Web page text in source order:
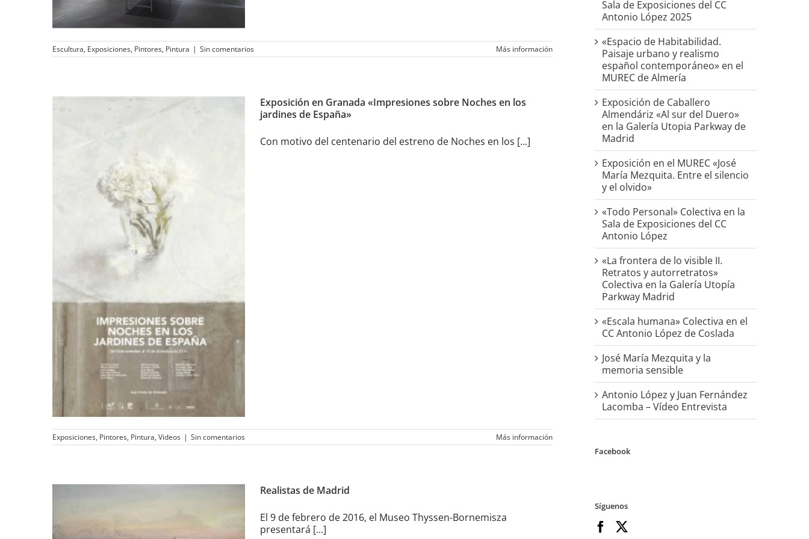
de enero de 2019
Escultura, Exposiciones, Pintores, Pintura | Sin comentarios Más información
Exposición en Granada
«Impresiones sobre
Noches en los jardines
de España»
Exposición en Granada «Impresiones sobre Noches en los
jardines de España»
Con motivo del centenario del estreno de Noches en los [...]
Exposiciones, Pintores, Pintura, Videos | Sin comentarios Más información
Realistas de Madrid
El 9 de febrero de 2016, el Museo Thyssen-Bornemisza
presentará [...]
Sala de Exposiciones del CC
Antonio López 2025
«Espacio de Habitabilidad.
Paisaje urbano y realismo
español contemporáneo» en el
MUREC de Almería
Exposición de Caballero
Almendáriz «Al sur del Duero»
en la Galería Utopia Parkway de
Madrid
Exposición en el MUREC «José
María Mezquita. Entre el silencio
y el olvido»
«Todo Personal» Colectiva en la
Sala de Exposiciones del CC
Antonio López
«La frontera de lo visible II.
Retratos y autorretratos»
Colectiva en la Galería Utopía
Parkway Madrid
«Escala humana» Colectiva en el
CC Antonio López de Coslada
José María Mezquita y la
memoria sensible
Antonio López y Juan Fernández
Lacomba – Vídeo Entrevista
Facebook
Síguenos